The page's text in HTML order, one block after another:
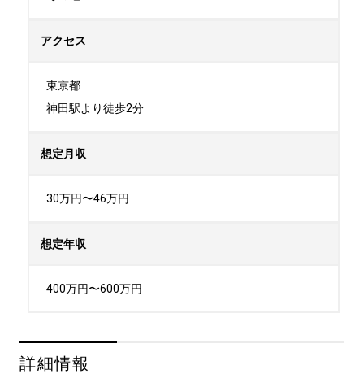
アクセス
東京都
神田駅より徒歩2分
想定月収
30万円〜46万円
想定年収
400万円〜600万円
詳細情報